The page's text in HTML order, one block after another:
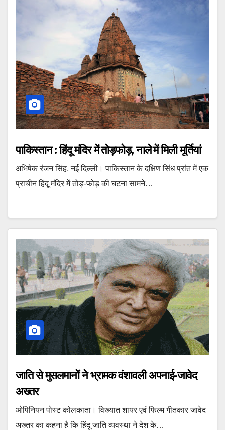
पाकिस्तान : हिंदू मंदिर में तोड़फोड़, नाले में मिली मूर्तियां
अभिषेक रंजन सिंह, नई दिल्ली। पाकिस्तान के दक्षिण सिंध प्रांत में एक
प्राचीन हिंदू मंदिर में तोड़-फोड़ की घटना सामने…
जाति से मुसलमानों ने भ्रामक वंशावली अपनाई-जावेद
अख्तर
ओपिनियन पोस्ट कोलकाता। विख्यात शायर एवं फिल्म गीतकार जावेद
अख्तर का कहना है कि हिंदू जाति व्यवस्था ने देश के…